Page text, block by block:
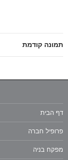
תמונה קודמת
דף הבית
פרופיל חברה
מפקח בניה